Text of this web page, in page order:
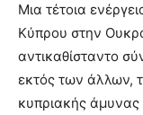
Μια τέτοια
Κύπρου στην
αντικαθίσταντο
εκτός των άλλων,
κυπριακής άμυνας